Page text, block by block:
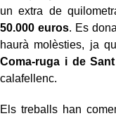
un extra de
50.000 euros. Es
haurà molèsties, ja
Coma-ruga i de
calafellenc.
Els treballs han